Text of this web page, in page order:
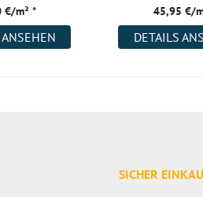
€/m² * 45,95 €/
DETAILS
SICHER